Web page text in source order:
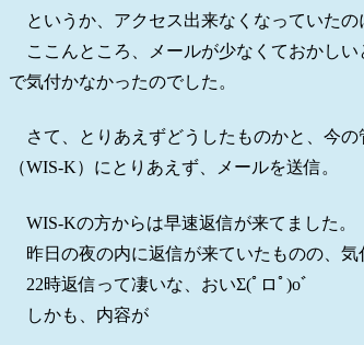
というか、アクセス出来なくなっていたの
ここんところ、メールが少なくておかし
で気付かなかったのでした。
さて、とりあえずどうしたものかと、今の
（WIS-K）にとりあえず、メールを送信。
WIS-Kの方からは早速返信が来てました。
昨日の夜の内に返信が来ていたものの、気
22時返信って凄いな、おいΣ(ﾟロﾟ)oﾞ
しかも、内容が